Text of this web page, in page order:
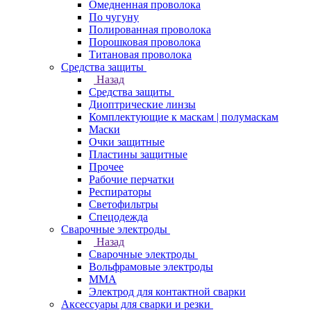
Омедненная проволока
По чугуну
Полированная проволока
Порошковая проволока
Титановая проволока
Средства защиты
Назад
Средства защиты
Диоптрические линзы
Комплектующие к маскам | полумаскам
Маски
Очки защитные
Пластины защитные
Прочее
Рабочие перчатки
Респираторы
Светофильтры
Спецодежда
Сварочные электроды
Назад
Сварочные электроды
Вольфрамовые электроды
ММА
Электрод для контактной сварки
Аксессуары для сварки и резки